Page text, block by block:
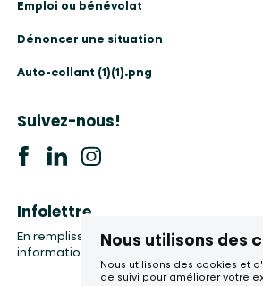
Nous utilisons des
Nous utilisons des cookies et
de suivi pour améliorer votre
Emploi ou bénévolat
Dénoncer une situation
Auto-collant (1)(1).png
Suivez-nous!
Infolettre
En remplissant le formulaire, vous
informations, etc.
Votre courriel